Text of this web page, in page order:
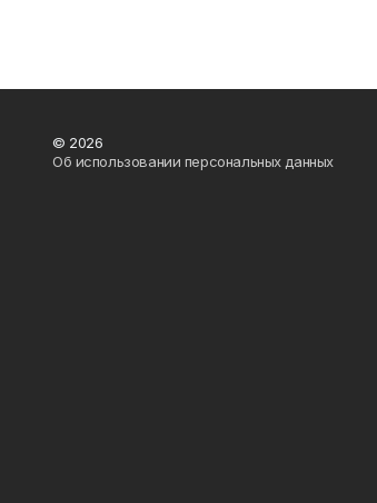
© 2026
Об использовании персональных данных